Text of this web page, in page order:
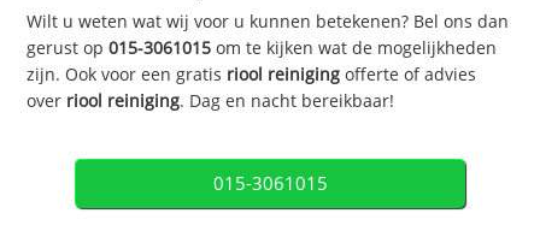
Wilt u weten wat wij voor u kunnen betekenen? Bel ons dan
gerust op015-3061015 om te kijken wat de mogelijkheden
zijn. Ook voor een gratis riool reiniging offerte of advies
over riool reiniging. Dag en nacht bereikbaar!
015-3061015